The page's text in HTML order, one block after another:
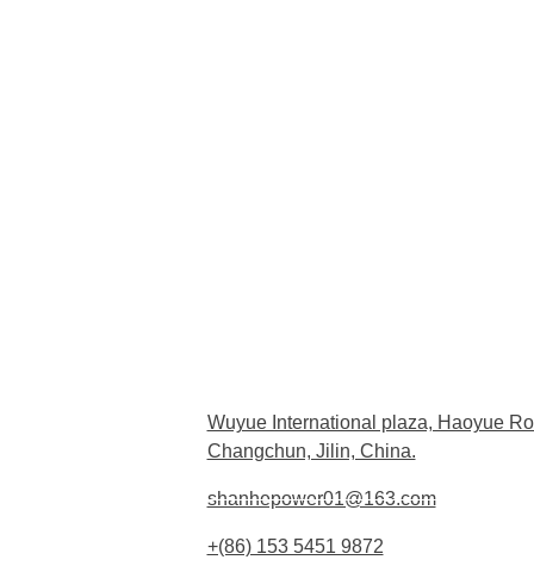
Wuyue International plaza, Haoyue
Changchun, Jilin, China.
shanhepower01@163.com
+(86) 153 5451 9872